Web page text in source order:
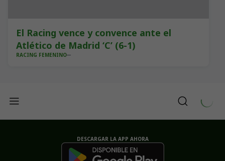
El Racing vence y convence ante el
Atlético de Madrid ‘C’ (6-1)
RACING FEMENINO
DESCARGAR LA APP AHORA